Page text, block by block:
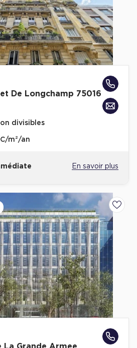
De Longchamp 75016
divisibles
m²/an
En savoir plus